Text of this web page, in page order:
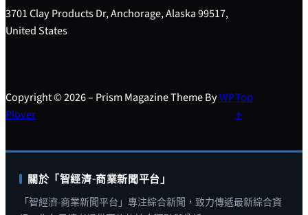
3701 Clay Products Dr, Anchorage, Alaska 99517,
United States
Copyright © 2026 – Prism Magazine Theme ByWP
Plover
Top
↑
關於「智經濟-商業新聞平台」
「智經濟-商業新聞平台」專注綜合新聞，致力傳遞最新綜合資